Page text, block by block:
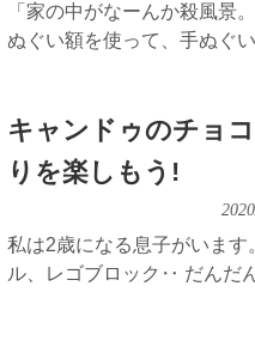
「家の中がなーんか殺風景
ぬぐい額を使って、手ぬぐ
キャンドゥのチョ
りを楽しもう!
私は2歳になる息子がいま
ル、レゴブロック‥ だんだ